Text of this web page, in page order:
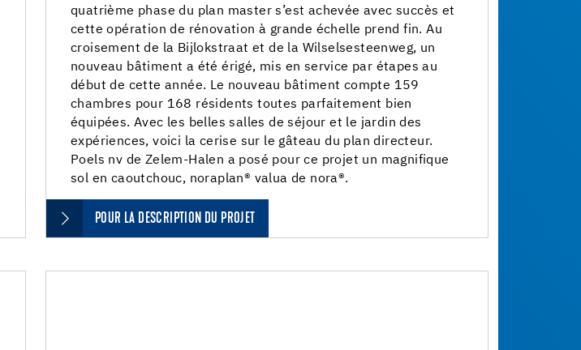
quatrième phase du plan master s’est achevée avec succès et
cette opération de rénovation à grande échelle prend fin. Au
croisement de la Bijlokstraat et de la Wilselsesteenweg, un
nouveau bâtiment a été érigé, mis en service par étapes au
début de cette année. Le nouveau bâtiment compte 159
chambres pour 168 résidents toutes parfaitement bien
équipées. Avec les belles salles de séjour et le jardin des
expériences, voici la cerise sur le gâteau du plan directeur.
Poels nv de Zelem-Halen a posé pour ce projet un magnifique
sol en caoutchouc, noraplan® valua de nora®.
POUR LA DESCRIPTION DU PROJET